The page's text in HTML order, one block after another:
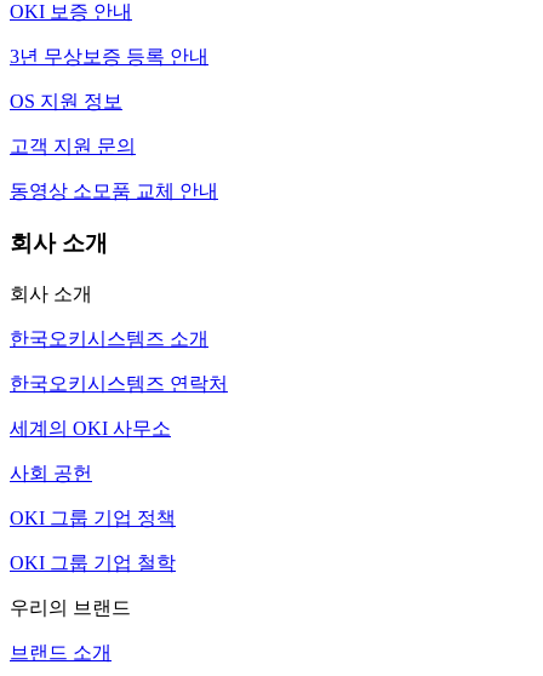
OKI 보증 안내
3년 무상보증 등록 안내
OS 지원 정보
고객 지원 문의
동영상 소모품 교체 안내
회사 소개
회사 소개
한국오키시스템즈 소개
한국오키시스템즈 연락처
세계의 OKI 사무소
사회 공헌
OKI 그룹 기업 정책
OKI 그룹 기업 철학
우리의 브랜드
브랜드 소개